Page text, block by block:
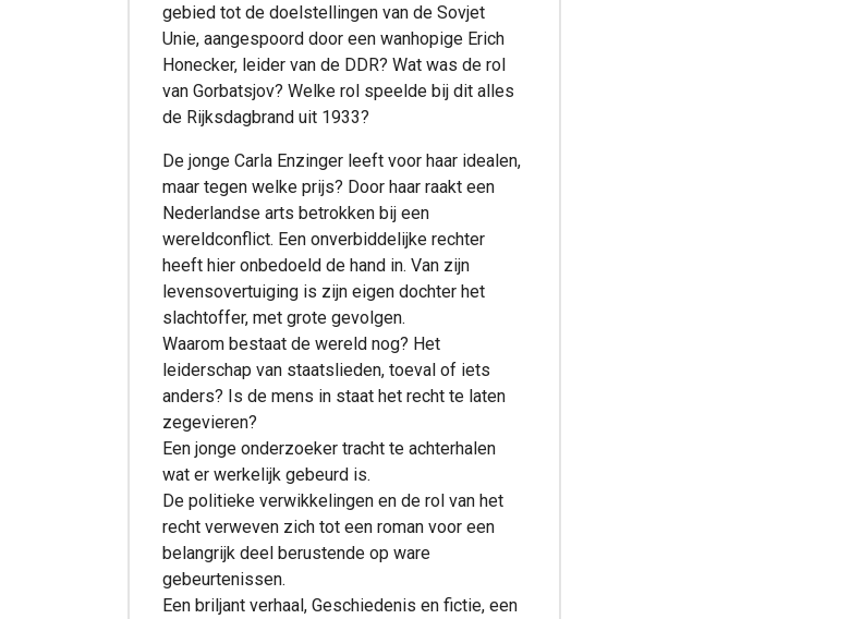
gebied tot de doelstellingen van de Sovjet
Unie, aangespoord door een wanhopige Erich
Honecker, leider van de DDR? Wat was de rol
van Gorbatsjov? Welke rol speelde bij dit alles
de Rijksdagbrand uit 1933?
De jonge Carla Enzinger leeft voor haar idealen,
maar tegen welke prijs? Door haar raakt een
Nederlandse arts betrokken bij een
wereldconflict. Een onverbiddelijke rechter
heeft hier onbedoeld de hand in. Van zijn
levensovertuiging is zijn eigen dochter het
slachtoffer, met grote gevolgen.
Waarom bestaat de wereld nog? Het
leiderschap van staatslieden, toeval of iets
anders? Is de mens in staat het recht te laten
zegevieren?
Een jonge onderzoeker tracht te achterhalen
wat er werkelijk gebeurd is.
De politieke verwikkelingen en de rol van het
recht verweven zich tot een roman voor een
belangrijk deel berustende op ware
gebeurtenissen.
Een briljant verhaal, Geschiedenis en fictie, een